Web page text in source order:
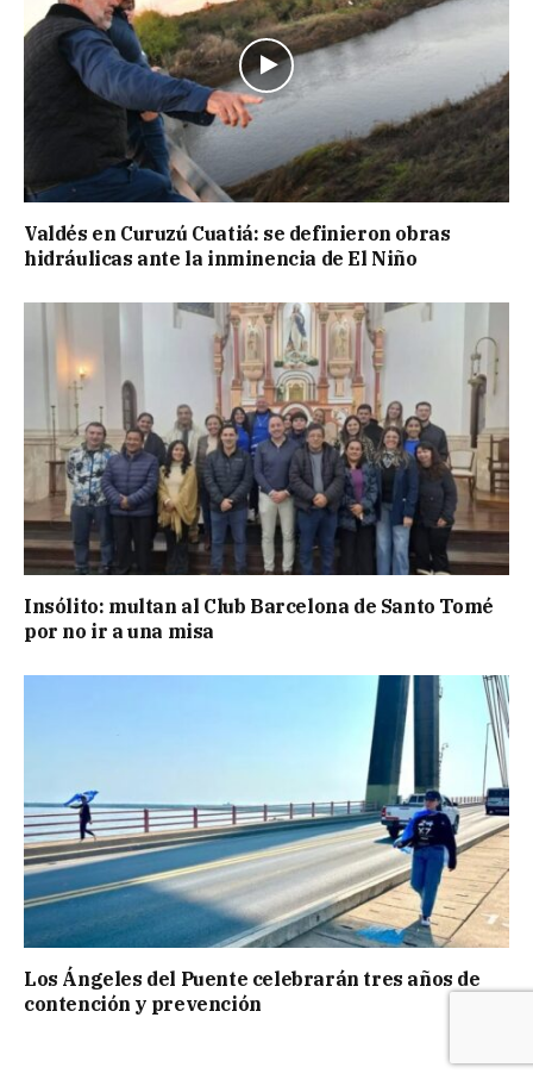
Valdés en Curuzú Cuatiá: se definieron obras
hidráulicas ante la inminencia de El Niño
Insólito: multan al Club Barcelona de Santo Tomé
por no ir a una misa
Los Ángeles del Puente celebrarán tres años de
contención y prevención